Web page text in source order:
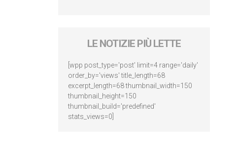
LE NOTIZIE PIÙ LETTE
[wpp post_type='post' limit=4 range='daily'
order_by='views' title_length=68
excerpt_length=68 thumbnail_width=150
thumbnail_height=150
thumbnail_build='predefined'
stats_views=0]